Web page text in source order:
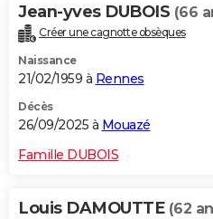
Carte de Noël
Carte Bonne année
Carte Saint-Valentin
Carte Pâques
Carte d'anniversaire
DICTIONNAIRE
Dictionnaire
Biographies
Citations
Expressions
Proverbes
PROGRAMME TV
S'inscrire
Se connecter
Lycées
Collèges
Primaires
Universités
Entreprises
Service militaire
Avis de recherche
AVIS DE DÉCÈS
FORUM
Bricolage
Lifestyle
Culture
Television
Voyage
Jean-yves DUBOIS (66
Créer une cagnotte obsèques
Naissance
21/02/1959 à Rennes
Décès
26/09/2025 à Mouazé
Famille DUBOIS
Louis DAMOUTTE (62